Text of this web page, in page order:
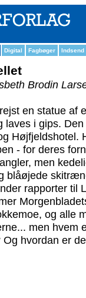
Digital Fagbøger Indsend
Brodin
en statue af
laves i gips.
Højfjeldshotel.
- for deres
men
blåøjede
rapporter til
og alle
men hvem
hvordan er